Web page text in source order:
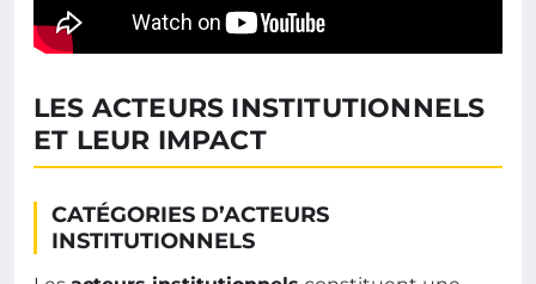
LES ACTEURS INSTITUTIONNELS
ET LEUR IMPACT
CATÉGORIES D’ACTEURS
INSTITUTIONNELS